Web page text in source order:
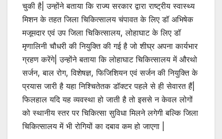
चुकी है| उन्होंने बताया कि राज्य सरकार द्वारा राष्ट्रीय स्वास्थ्य
मिशन के तहत जिला चिकित्सालय चंपावत के लिए डॉ अभिषेक
मजूमदार एवं उप जिला चिकित्सालय, लोहाघाट के लिए डॉ
मृणालिनी चौधरी की नियुक्ति की गई है जो शीघ्र अपना कार्यभार
ग्रहण करेंगे| उन्होंने बताया कि लोहाघाट चिकित्सालय में औरथो
सर्जन, बाल रोग, विशेषज्ञ, फिजिशियन एवं सर्जन की नियुक्ति के
प्रयास जारी है यहा निश्चितेतक डॉक्टर पहले से ही सेवारत हैं|
फिलहाल यदि यह व्यवस्था हो जाती है तो इससे न केवल लोगों
को स्थानीय स्तर पर चिकित्सा सुविधा मिलने लगेगी बल्कि जिला
चिकित्सालय में भी रोगियों का दबाव कम हो जाएगा |